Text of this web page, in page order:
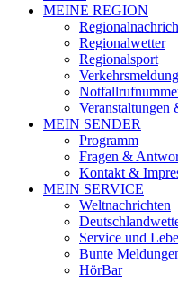
MEINE REGION
Regionalwetter
Regionalsport
Veranstaltungen
MEIN SENDER
Programm
Fragen &
Kontakt &
MEIN SERVICE
Weltnachrichten
Service und
Bunte
HörBar